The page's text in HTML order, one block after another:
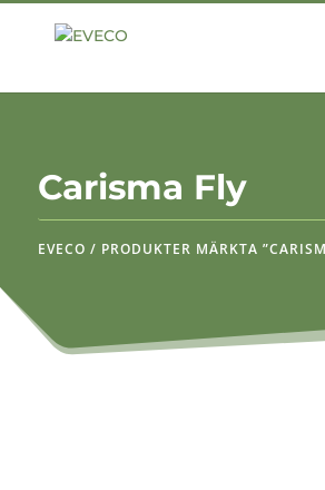
Carisma Fly
EVECO / PRODUKTER MÄRKTA